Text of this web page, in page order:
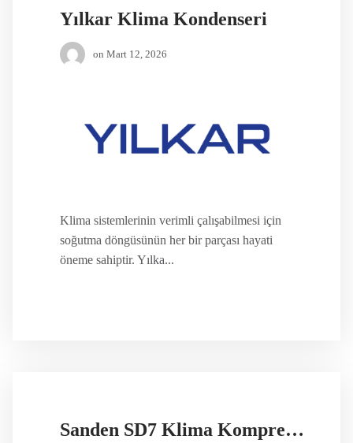
Yılkar Klima Kondenseri
on Mart 12, 2026
Klima sistemlerinin verimli çalışabilmesi için
soğutma döngüsünün her bir parçası hayati
öneme sahiptir. Yılka...
Sanden SD7 Klima Kompresörü